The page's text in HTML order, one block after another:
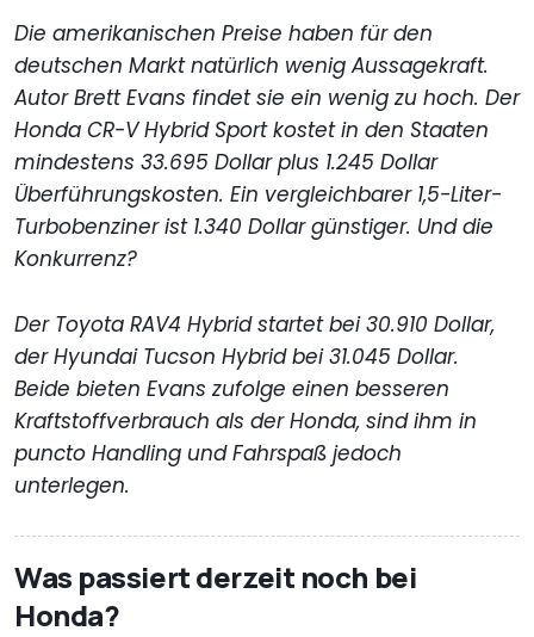
Die amerikanischen Preise haben für den
deutschen Markt natürlich wenig Aussagekraft.
Autor Brett Evans findet sie ein wenig zu hoch. Der
Honda CR-V Hybrid Sport kostet in den Staaten
mindestens 33.695 Dollar plus 1.245 Dollar
Überführungskosten. Ein vergleichbarer 1,5-Liter-
Turbobenziner ist 1.340 Dollar günstiger. Und die
Konkurrenz?
Der Toyota RAV4 Hybrid startet bei 30.910 Dollar,
der Hyundai Tucson Hybrid bei 31.045 Dollar.
Beide bieten Evans zufolge einen besseren
Kraftstoffverbrauch als der Honda, sind ihm in
puncto Handling und Fahrspaß jedoch
unterlegen.
Was passiert derzeit noch bei
Honda?